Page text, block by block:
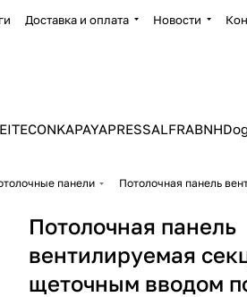
Доставка и оплата Новости
ONKAPAYAPRESSALFRABNH
панели Потолочная панель
Потолочная панель
вентилируемая
щеточным вводом